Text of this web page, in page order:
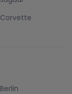
Corvette
Berlin